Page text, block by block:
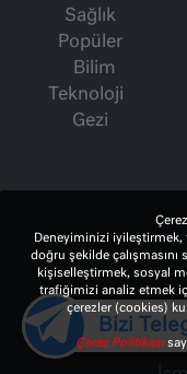
Sağlık
Popüler
Bilim
Teknoloji
Gezi
Deneyiminizi
doğru şekilde çalışmasını
kişiselleştirmek, sosyal
trafiğimizi analiz etmek
çerezler (cookies)
Çerez Politikası
Bizi